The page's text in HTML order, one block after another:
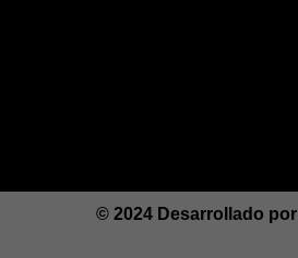
© 2024 Desarrollado por